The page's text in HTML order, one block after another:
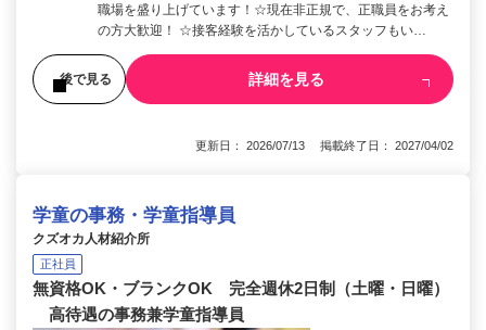
職場を盛り上げています！☆現在非正規で、正職員をお考え
の方大歓迎！ ☆接客経験を活かしているスタッフもい…
後で見る 詳細を見る
更新日： 2026/07/13 掲載終了日： 2027/04/02
学童の事務・学童指導員
クズオカ人材紹介所
正社員
無資格OK・ブランクOK 完全週休2日制（土曜・日曜）
高待遇の事務兼学童指導員